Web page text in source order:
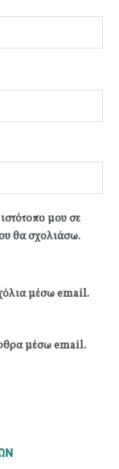
μου σε
θα σχολιάσω.
μέσω email.
μέσω email.